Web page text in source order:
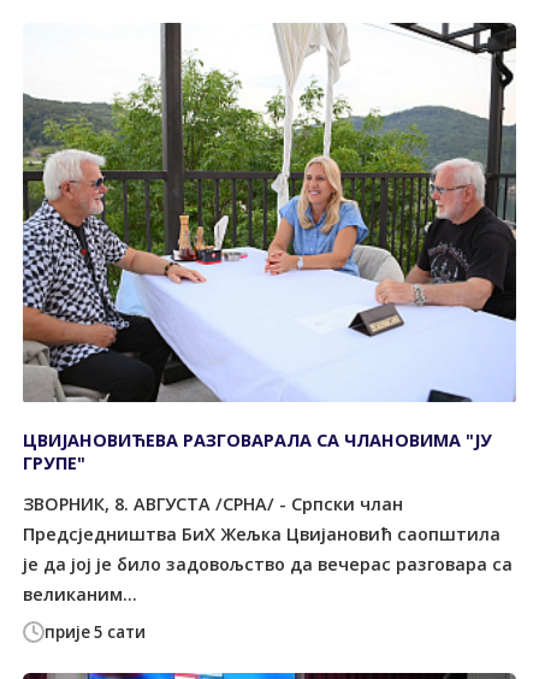
прије 5 сати
ЦВИЈАНОВИЋЕВА РАЗГОВАРАЛА СА ЧЛАНОВИМА "ЈУ
ГРУПЕ"
ЗВОРНИК, 8. АВГУСТА /СРНА/ - Српски члан
Предсједништва БиХ Жељка Цвијановић саопштила
је да јој је било задовољство да вечерас разговара са
великаним...